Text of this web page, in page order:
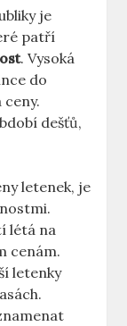
je
patří
. Vysoká
do
ceny.
dešťů,
letenek, je
létá na
cenám.
letenky